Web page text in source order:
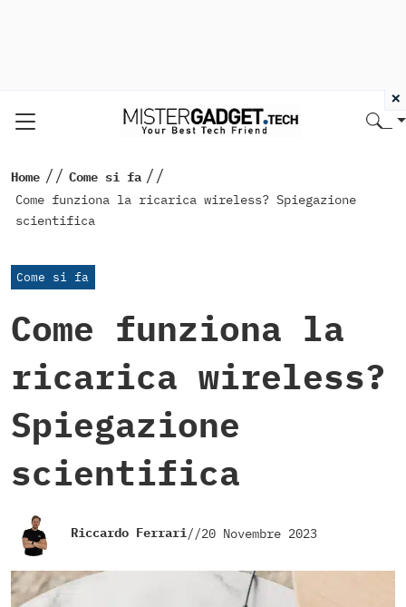
Home // Come si fa //
Come funziona la ricarica wireless? Spiegazione
scientifica
Come si fa
Come funziona la
ricarica wireless?
Spiegazione
scientifica
Riccardo Ferrari//20 Novembre 2023
×